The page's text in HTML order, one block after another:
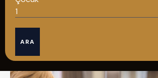
ARA
ÇAĞRI MERKEZİ